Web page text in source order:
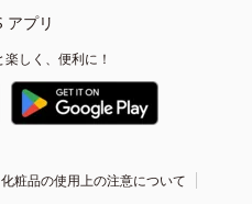
アプリ
しく、便利に！
化粧品の使用上の注意について